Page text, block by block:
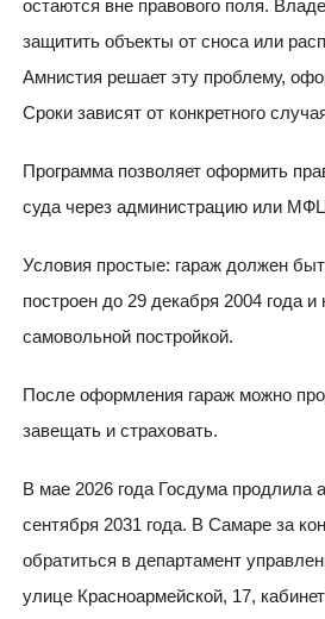
остаются вне правового поля.
защитить объекты от сноса или
Амнистия решает эту проблему,
Сроки зависят от конкретного
Программа позволяет оформить
суда через администрацию или
Условия простые: гараж должен
построен до 29 декабря 2004 года и
самовольной постройкой.
После оформления гараж можно
завещать и страховать.
В мае 2026 года Госдума продлила
сентября 2031 года. В Самаре за
обратиться в департамент
улице Красноармейской, 17,